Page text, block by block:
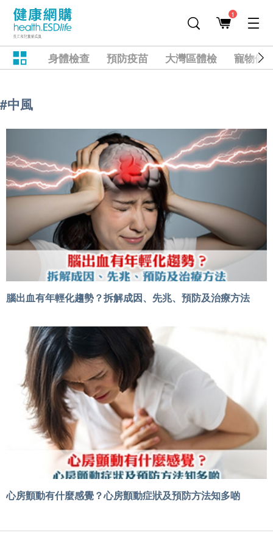
1
身體檢查 預防疫苗 大灣區體檢 寵物健
#中風
腦出血有年輕化趨勢？拆解成因、先兆、預防及治療方法
心房顫動有什麼感覺？心房顫動症狀及預防方法知多啲